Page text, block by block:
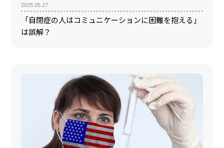
2025.05.27
「自閉症の人はコミュニケーションに困難を抱える」
は誤解？